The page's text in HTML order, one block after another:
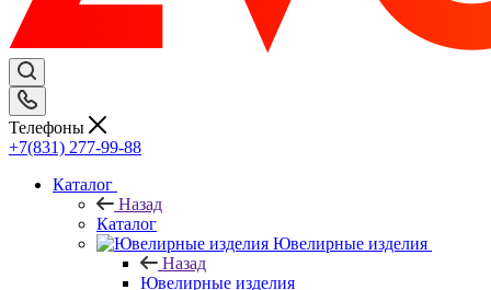
Телефоны
+7(831) 277-99-88
Каталог
Назад
Каталог
Ювелирные изделия
Назад
Ювелирные изделия